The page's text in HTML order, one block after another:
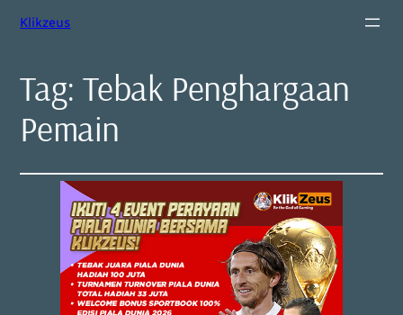
Klikzeus
Tag:Tebak Penghargaan
Pemain